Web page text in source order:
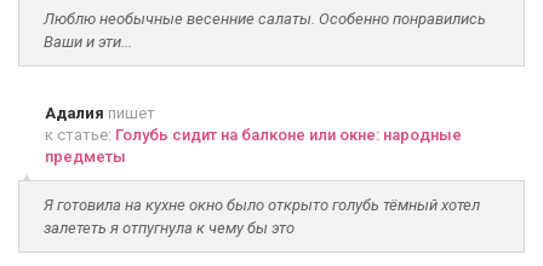
Люблю необычные весенние салаты. Особенно понравились
Ваши и эти...
Адалия пишет
к статье: Голубь сидит на балконе или окне: народные
предметы
Я готовила на кухне окно было открыто голубь тёмный хотел
залететь я отпугнула к чему бы это